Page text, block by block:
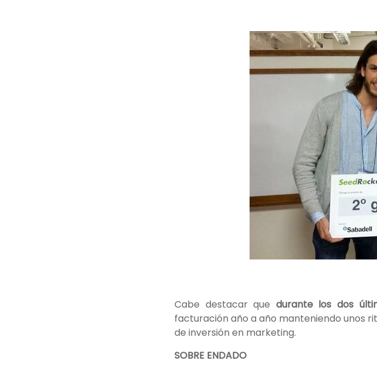
Cabe destacar que durante los dos
facturación año a año manteniendo unos
de inversión en marketing.
SOBRE ENDADO